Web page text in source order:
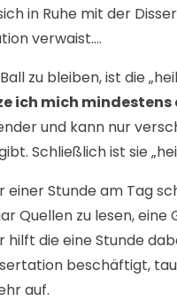
in Ruhe mit der
verwaist….
zu bleiben, ist die
ich mich mindestens
und kann nur
Schließlich ist sie
einer Stunde am Tag
Quellen zu lesen,
die eine Stunde
beschäftigt,
auf.